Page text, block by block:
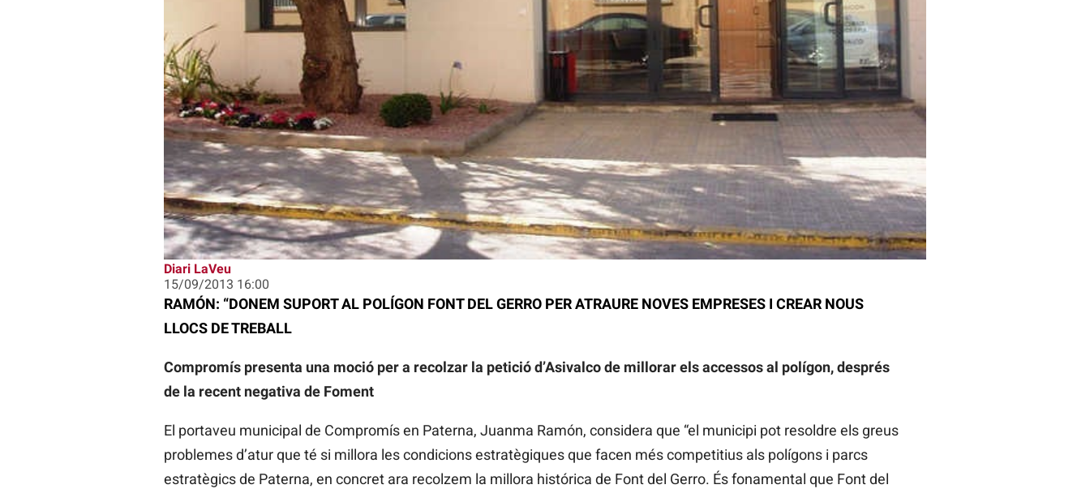
Diari LaVeu
15/09/2013 16:00
RAMÓN: “DONEM SUPORT AL POLÍGON FONT DEL GERRO PER ATRAURE NOVES EMPRESES I CREAR NOUS
LLOCS DE TREBALL
Compromís presenta una moció per a recolzar la petició d’Asivalco de millorar els accessos al polígon, després
de la recent negativa de Foment
El portaveu municipal de Compromís en Paterna, Juanma Ramón, considera que “el municipi pot resoldre els greus
problemes d’atur que té si millora les condicions estratègiques que facen més competitius als polígons i parcs
estratègics de Paterna, en concret ara recolzem la millora histórica de Font del Gerro. És fonamental que Font del